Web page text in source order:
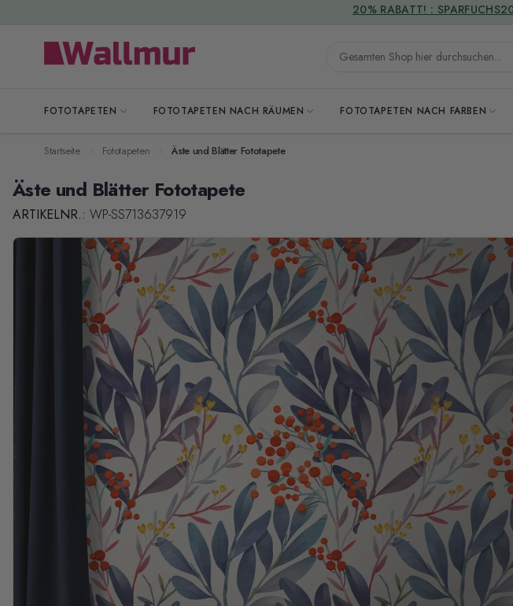
Gesamten Shop hier durchsuchen...
FOTOTAPETEN FOTOTAPETEN NACH RÄUMEN FOTOTAPETEN NACH FARBEN
VERSANDKOSTENFREI
Startseite Fototapeten Äste und Blätter Fototapete
Äste und Blätter Fototapete
ARTIKELNR.: WP-SS713637919